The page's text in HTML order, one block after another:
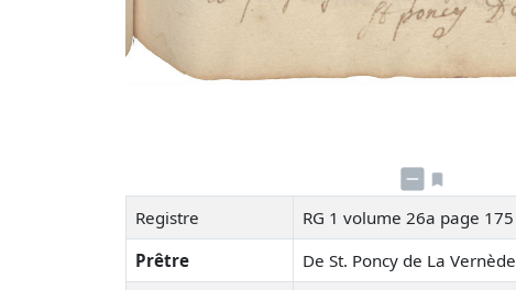
Registre
RG 1 volume 26a page 175
Prêtre
De St. Poncy de La Vernède